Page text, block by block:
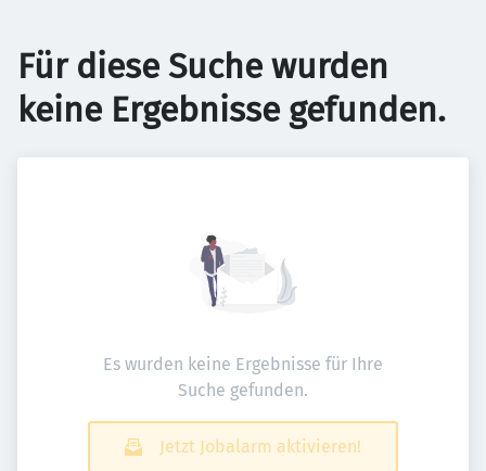
Für diese Suche wurden
keine Ergebnisse gefunden.
Es wurden keine Ergebnisse für Ihre
Suche gefunden.
Jetzt Jobalarm aktivieren!